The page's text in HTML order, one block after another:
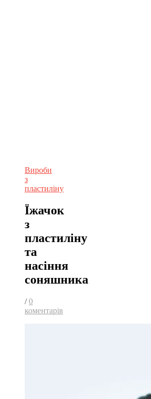
Вироби
з
пластиліну
Їжачок
з
пластиліну
та
насіння
соняшника
/ 0
коментарів